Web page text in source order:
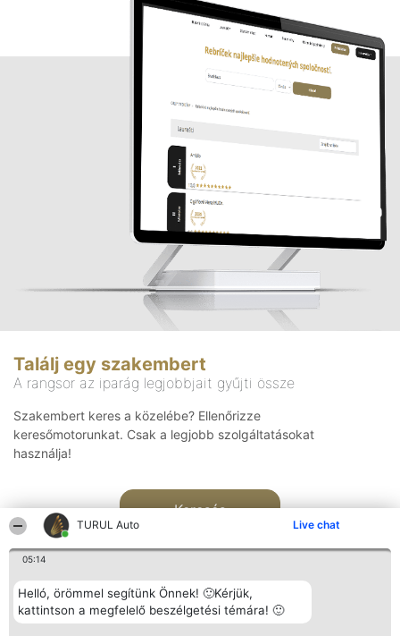
TURUL Auto Live chat
05:14
Helló, örömmel segítünk Önnek! 🙂Kérjük,
kattintson a megfelelő beszélgetési témára! 🙂
Találj egy szakembert
A rangsor az iparág legjobbjait gyűjti össze
Szakembert keres a közelébe? Ellenőrizze
keresőmotorunkat. Csak a legjobb szolgáltatásokat
használja!
Keresés